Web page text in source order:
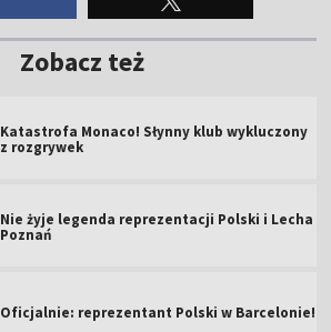
Zobacz też
Katastrofa Monaco! Słynny klub wykluczony
z rozgrywek
Nie żyje legenda reprezentacji Polski i Lecha
Poznań
Oficjalnie: reprezentant Polski w Barcelonie!